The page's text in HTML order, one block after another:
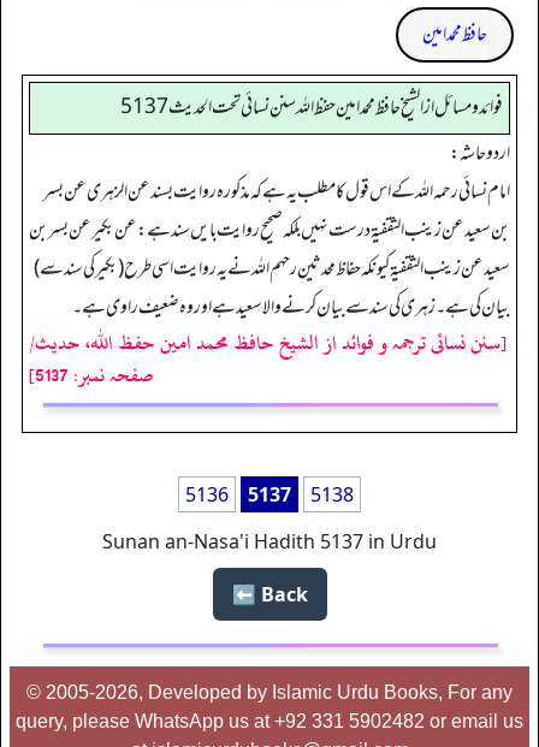
حافظ محمد امین
فوائد ومسائل از الشيخ حافظ محمد امين حفظ الله سنن نسائي تحت الحديث5137
اردو حاشہ:
امام نسائی رحمہ اللہ کے اس قول کا مطلب یہ ہے کہ مذکورہ روایت بسند عن الزہری عن بسر
بن سعید عن زینب الثقفیۃ درست نہیں بلکہ صحیح روایت بایں سند ہے: عن بکیر عن بسر بن
سعید عن زینب الثقفیۃ کیونکہ حفاظ محدثین رحہم اللہ نے یہ روایت اسی طرح (بکیر کی سند سے)
بیان کی ہے۔ زہری کی سند سے بیان کرنے والا سعید ہے اور وہ ضعیف راوی ہے۔
[سنن نسائی ترجمہ و فوائد از الشیخ حافظ محمد امین حفظ اللہ، حدیث/
صفحہ نمبر: 5137]
5136 5137
5138
Sunan an-Nasa'i Hadith 5137 in Urdu
Back ⬅️
© 2005-2026, Developed by Islamic Urdu Books, For any
query, please WhatsApp us at +92 331 5902482 or email us